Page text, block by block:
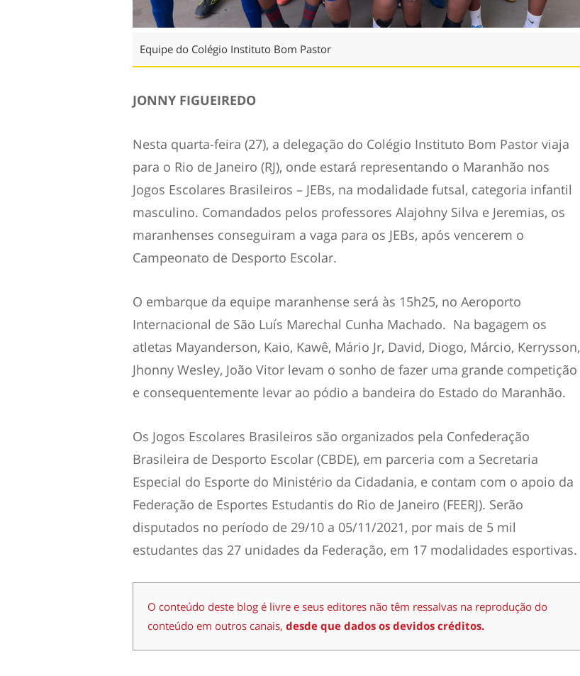
Equipe do Colégio Instituto Bom Pastor
JONNY FIGUEIREDO
Nesta quarta-feira (27), a delegação do Colégio Instituto Bom Pastor viaja
para o Rio de Janeiro (RJ), onde estará representando o Maranhão nos
Jogos Escolares Brasileiros – JEBs, na modalidade futsal, categoria infantil
masculino. Comandados pelos professores Alajohny Silva e Jeremias, os
maranhenses conseguiram a vaga para os JEBs, após vencerem o
Campeonato de Desporto Escolar.
O embarque da equipe maranhense será às 15h25, no Aeroporto
Internacional de São Luís Marechal Cunha Machado. Na bagagem os
atletas Mayanderson, Kaio, Kawê, Mário Jr, David, Diogo, Márcio, Kerrysson,
Jhonny Wesley, João Vitor levam o sonho de fazer uma grande competição
e consequentemente levar ao pódio a bandeira do Estado do Maranhão.
Os Jogos Escolares Brasileiros são organizados pela Confederação
Brasileira de Desporto Escolar (CBDE), em parceria com a Secretaria
Especial do Esporte do Ministério da Cidadania, e contam com o apoio da
Federação de Esportes Estudantis do Rio de Janeiro (FEERJ). Serão
disputados no período de 29/10 a 05/11/2021, por mais de 5 mil
estudantes das 27 unidades da Federação, em 17 modalidades esportivas.
O conteúdo deste blog é livre e seus editores não têm ressalvas na reprodução do
conteúdo em outros canais, desde que dados os devidos créditos.